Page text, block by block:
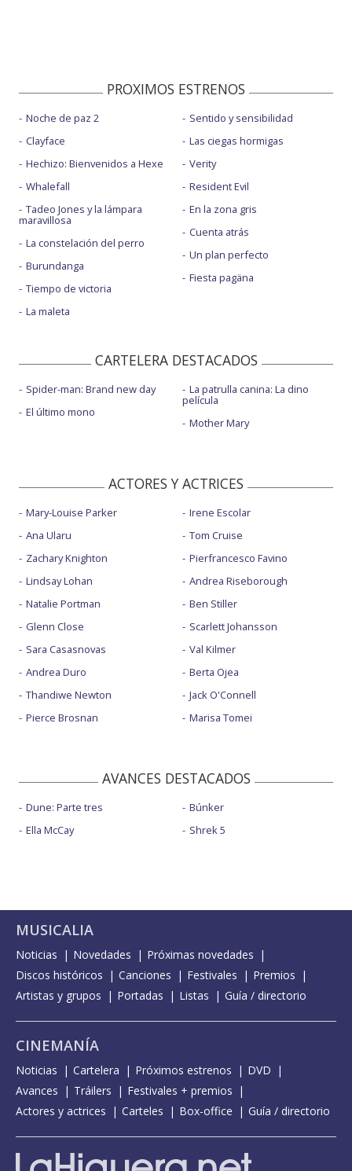
PROXIMOS ESTRENOS
Noche de paz 2
Clayface
Hechizo: Bienvenidos a Hexe
Whalefall
Tadeo Jones y la lámpara
maravillosa
La constelación del perro
Burundanga
Tiempo de victoria
La maleta
Sentido y sensibilidad
Las ciegas hormigas
Verity
Resident Evil
En la zona gris
Cuenta atrás
Un plan perfecto
Fiesta pagäna
CARTELERA DESTACADOS
Spider-man: Brand new day
El último mono
La patrulla canina: La dino
película
Mother Mary
ACTORES Y ACTRICES
Mary-Louise Parker
Ana Ularu
Zachary Knighton
Lindsay Lohan
Natalie Portman
Glenn Close
Sara Casasnovas
Andrea Duro
Thandiwe Newton
Pierce Brosnan
Irene Escolar
Tom Cruise
Pierfrancesco Favino
Andrea Riseborough
Ben Stiller
Scarlett Johansson
Val Kilmer
Berta Ojea
Jack O'Connell
Marisa Tomei
AVANCES DESTACADOS
Dune: Parte tres
Ella McCay
Búnker
Shrek 5
MUSICALIA
Noticias Novedades
Próximas novedades
Discos históricos
Canciones Festivales
Premios
Artistas y grupos
Portadas Listas Guía / directorio
CINEMANÍA
Noticias Cartelera Próximos estrenos
DVD
Avances
Tráilers
Festivales + premios
Actores y actrices
Carteles Box-office Guía / directorio